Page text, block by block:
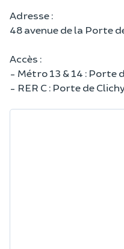
Adresse :
48 avenue de la Porte
Accès :
- Métro 13 & 14 : Porte
- RER C : Porte de